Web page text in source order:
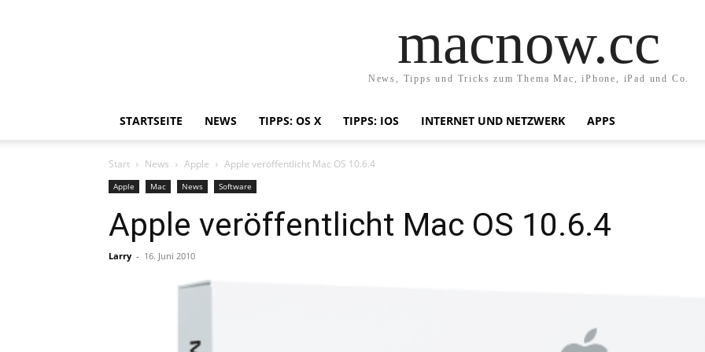
macnow.cc
News, Tipps und Tricks zum Thema Mac, iPhone, iPad und Co.
STARTSEITE NEWS TIPPS: OS X TIPPS: IOS INTERNET UND NETZWERK APPS
Start News Apple Apple veröffentlicht Mac OS 10.6.4
Apple Mac News Software
Apple veröffentlicht Mac OS 10.6.4
Larry - 16. Juni 2010